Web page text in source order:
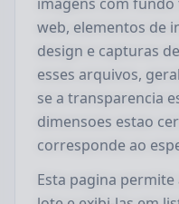
web, elementos de
design e capturas
esses arquivos,
se a transparencia
dimensoes estao
corresponde ao
Esta pagina